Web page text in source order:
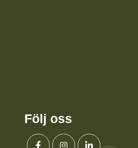
Följ oss